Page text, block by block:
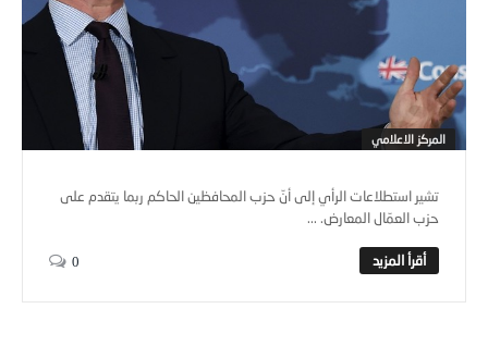
المركز الاعلامي
تشير استطلاعات الرأي إلى أنّ حزب المحافظين الحاكم ربما يتقدم على
حزب العمّال المعارض. ...
0